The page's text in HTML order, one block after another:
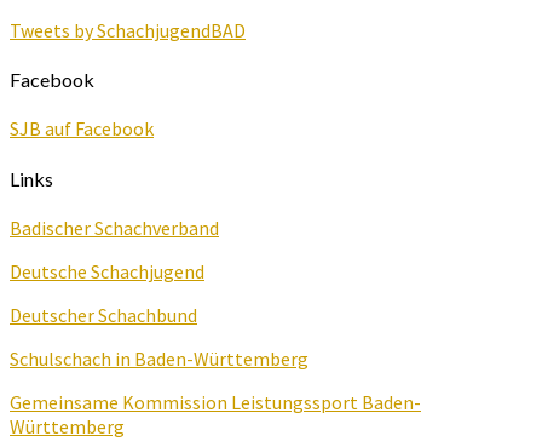
Tweets by SchachjugendBAD
Facebook
SJB auf Facebook
Links
Badischer Schachverband
Deutsche Schachjugend
Deutscher Schachbund
Schulschach in Baden-Württemberg
Gemeinsame Kommission Leistungssport Baden-
Württemberg